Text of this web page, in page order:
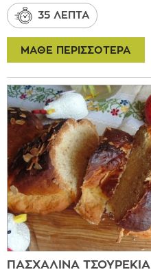
35 ΛΕΠΤΑ
ΜΑΘΕ ΠΕΡΙΣΣΟΤΕΡΑ
ΠΑΣΧΑΛΙΝΑ ΤΣΟΥΡΕΚΙΑ